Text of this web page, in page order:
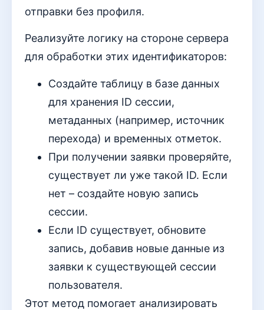
отправки без профиля.
Реализуйте логику на стороне сервера
для обработки этих идентификаторов:
Создайте таблицу в базе данных
для хранения ID сессии,
метаданных (например, источник
перехода) и временных отметок.
При получении заявки проверяйте,
существует ли уже такой ID. Если
нет – создайте новую запись
сессии.
Если ID существует, обновите
запись, добавив новые данные из
заявки к существующей сессии
пользователя.
Этот метод помогает анализировать